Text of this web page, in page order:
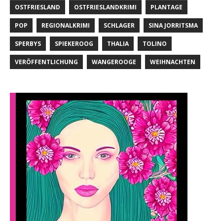
OSTFRIESLAND OSTFRIESLANDKRIMI PLANTAGE
POP REGIONALKRIMI SCHLAGER SINA JORRITSMA
SPERBYS SPIEKEROOG THALIA TOLINO
VERÖFFENTLICHUNG WANGEROOGE WEIHNACHTEN